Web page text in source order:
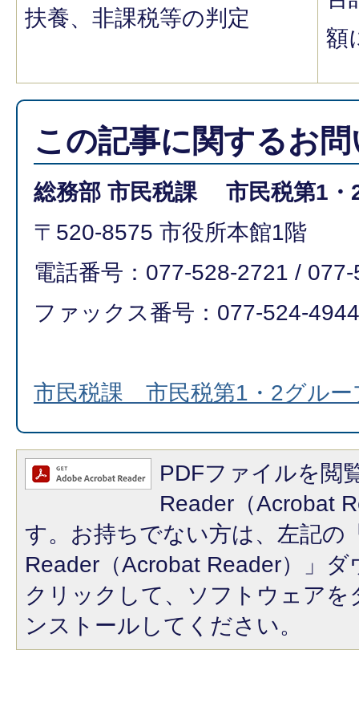
扶養、非課税等の判定
額
この記事に関するお
総務部 市民税課 市民税第1・
〒520-8575 市役所本館1階
電話番号：077-528-2721 /
ファックス番号：077-524-4944
市民税課 市民税第1・2グルー
PDFファイルを閲
Reader（Acrobat
す。お持ちでない方は、左記の
Reader（Acrobat Reader）」
クリックして、ソフトウェア
ンストールしてください。